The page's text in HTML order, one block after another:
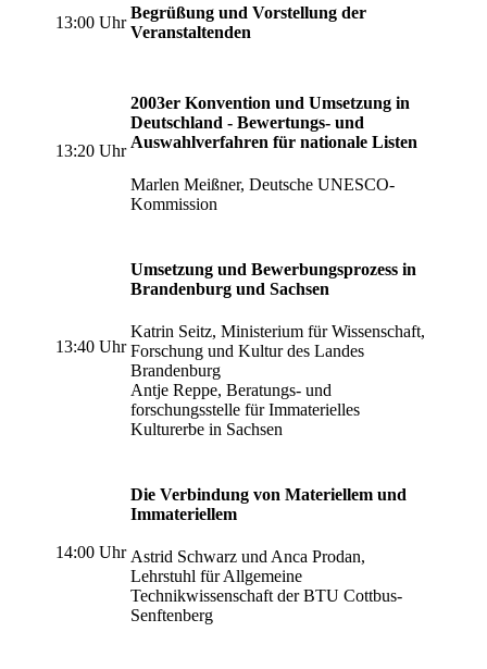
13:00 Uhr
Begrüßung und Vorstellung der
Veranstaltenden
13:20 Uhr
2003er Konvention und Umsetzung in
Deutschland - Bewertungs- und
Auswahlverfahren für nationale Listen
Marlen Meißner, Deutsche UNESCO-
Kommission
13:40 Uhr
Umsetzung und Bewerbungsprozess in
Brandenburg und Sachsen
Katrin Seitz, Ministerium für Wissenschaft,
Forschung und Kultur des Landes
Brandenburg
Antje Reppe, Beratungs- und
forschungsstelle für Immaterielles
Kulturerbe in Sachsen
14:00 Uhr
Die Verbindung von Materiellem und
Immateriellem
Astrid Schwarz und Anca Prodan,
Lehrstuhl für Allgemeine
Technikwissenschaft der BTU Cottbus-
Senftenberg